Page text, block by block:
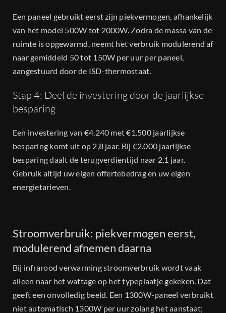
Een paneel gebruikt eerst zijn piekvermogen, afhankelijk
van het model 500W tot 2000W. Zodra de massa van de
ruimte is opgewarmd, neemt het verbruik modulerend af
naar gemiddeld 50 tot 150W per uur per paneel,
aangestuurd door de ISD-thermostaat.
Stap 4: Deel de investering door de jaarlijkse
besparing
Een investering van €4.240 met €1.500 jaarlijkse
besparing komt uit op 2,8 jaar. Bij €2.000 jaarlijkse
besparing daalt de terugverdientijd naar 2,1 jaar.
Gebruik altijd uw eigen offertebedrag en uw eigen
energietarieven.
Stroomverbruik: piekvermogen eerst,
modulerend afnemen daarna
Bij infrarood verwarming stroomverbruik wordt vaak
alleen naar het wattage op het typeplaatje gekeken. Dat
geeft een onvolledig beeld. Een 1300W-paneel verbruikt
niet automatisch 1300W per uur zolang het aanstaat;